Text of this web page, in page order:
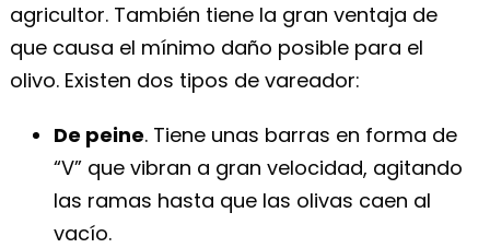
agricultor. También tiene la gran ventaja de
que causa el mínimo daño posible para el
olivo. Existen dos tipos de vareador:
De peine. Tiene unas barras en forma de
“V” que vibran a gran velocidad, agitando
las ramas hasta que las olivas caen al
vacío.